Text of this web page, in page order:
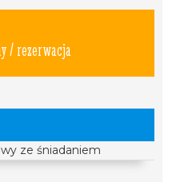
/ rezerwacja
ze śniadaniem